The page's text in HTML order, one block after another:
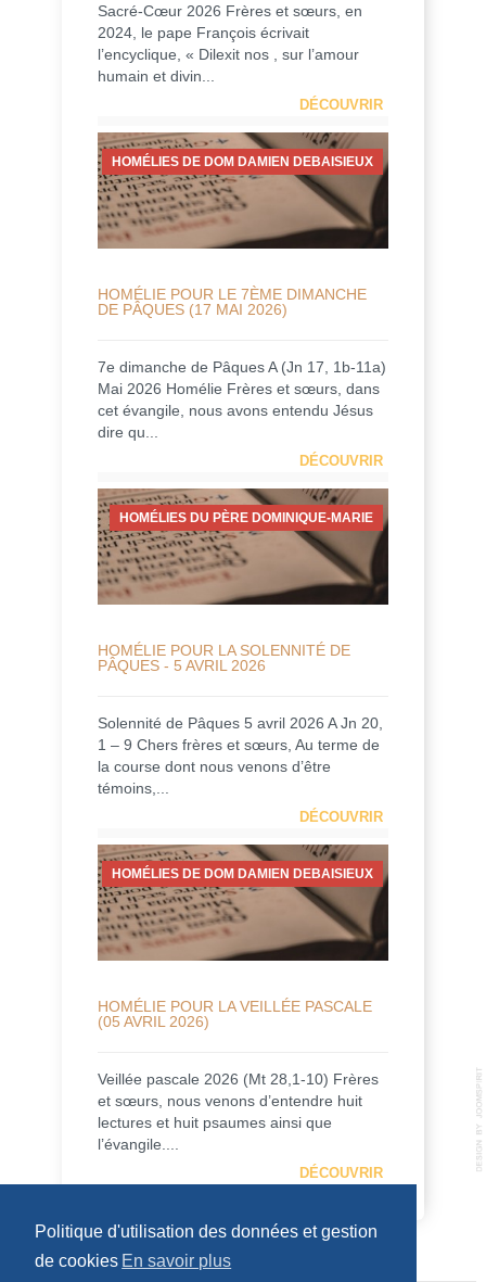
Politique d'utilisation des données et gestion
de cookies En savoir plus
Sacré-Cœur 2026 Frères et sœurs, en
2024, le pape François écrivait
l’encyclique, « Dilexit nos , sur l’amour
humain et divin...
DÉCOUVRIR
HOMÉLIES DE DOM DAMIEN DEBAISIEUX
HOMÉLIE POUR LE 7ÈME DIMANCHE
DE PÂQUES (17 MAI 2026)
7e dimanche de Pâques A (Jn 17, 1b-11a)
Mai 2026 Homélie Frères et sœurs, dans
cet évangile, nous avons entendu Jésus
dire qu...
DÉCOUVRIR
HOMÉLIES DU PÈRE DOMINIQUE-MARIE
HOMÉLIE POUR LA SOLENNITÉ DE
PÂQUES - 5 AVRIL 2026
Solennité de Pâques 5 avril 2026 A Jn 20,
1 – 9 Chers frères et sœurs, Au terme de
la course dont nous venons d’être
témoins,...
DÉCOUVRIR
HOMÉLIES DE DOM DAMIEN DEBAISIEUX
HOMÉLIE POUR LA VEILLÉE PASCALE
(05 AVRIL 2026)
Veillée pascale 2026 (Mt 28,1-10) Frères
et sœurs, nous venons d’entendre huit
lectures et huit psaumes ainsi que
l’évangile....
DÉCOUVRIR